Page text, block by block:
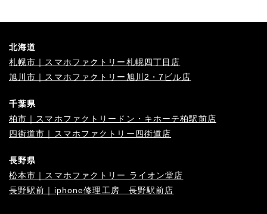
北海道
札幌市｜スマホファクトリー札幌四丁目店
旭川市｜スマホファクトリー旭川2・7ビル店
千葉県
柏市｜スマホファクトリードン・キホーテ柏駅前店
四街道市｜スマホファクトリー四街道店
長野県
松本市｜スマホファクトリー ライオン堂店
長野駅前｜iphone修理工房 長野駅前店